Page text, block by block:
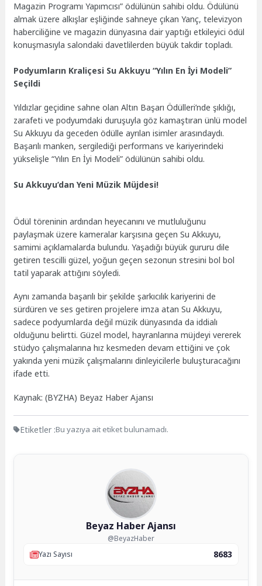
Magazin Programı Yapımcısı” ödülünün sahibi oldu. Ödülünü
almak üzere alkışlar eşliğinde sahneye çıkan Yanç, televizyon
haberciliğine ve magazin dünyasına dair yaptığı etkileyici ödül
konuşmasıyla salondaki davetlilerden büyük takdir topladı.
Podyumların Kraliçesi Su Akkuyu “Yılın En İyi Modeli”
Seçildi
Yıldızlar geçidine sahne olan Altın Başarı Ödülleri’nde şıklığı,
zarafeti ve podyumdaki duruşuyla göz kamaştıran ünlü model
Su Akkuyu da geceden ödülle ayrılan isimler arasındaydı.
Başarılı manken, sergilediği performans ve kariyerindeki
yükselişle “Yılın En İyi Modeli” ödülünün sahibi oldu.
Su Akkuyu’dan Yeni Müzik Müjdesi!
Ödül töreninin ardından heyecanını ve mutluluğunu
paylaşmak üzere kameralar karşısına geçen Su Akkuyu,
samimi açıklamalarda bulundu. Yaşadığı büyük gururu dile
getiren tescilli güzel, yoğun geçen sezonun stresini bol bol
tatil yaparak attığını söyledi.
Aynı zamanda başarılı bir şekilde şarkıcılık kariyerini de
sürdüren ve ses getiren projelere imza atan Su Akkuyu,
sadece podyumlarda değil müzik dünyasında da iddialı
olduğunu belirtti. Güzel model, hayranlarına müjdeyi vererek
stüdyo çalışmalarına hız kesmeden devam ettiğini ve çok
yakında yeni müzik çalışmalarını dinleyicilerle buluşturacağını
ifade etti.
Kaynak: (BYZHA) Beyaz Haber Ajansı
Etiketler :Bu yazıya ait etiket bulunamadı.
Beyaz Haber Ajansı
@BeyazHaber
Yazı Sayısı
8683